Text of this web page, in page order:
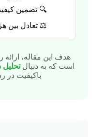
🔍 تضمین
⚖️ تعادل بین
هدف این مقاله، ارائه
است که به دنبالتحلیل
باکیفیت در